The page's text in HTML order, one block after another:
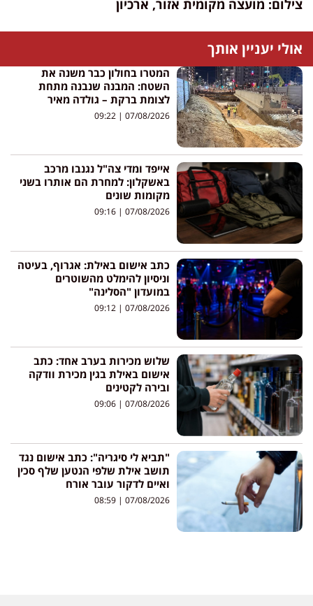
צילום: מועצה מקומית אזור, ארכיון
אולי יעניין אותך
המטרו בחולון כבר משנה את
השטח: המבנה שנבנה מתחת
לצומת ברקת – גולדה מאיר
07/08/2026
אייפד ומדי צה"ל נגנבו מרכב
באשקלון: למחרת הם אותרו בשני
מקומות שונים
07/08/2026
כתב אישום באילת: אגרוף, בעיטה
וניסיון להימלט מהשוטרים
במועדון "הסלינה"
07/08/2026
שלוש מכירות בערב אחד: כתב
אישום באילת בגין מכירת וודקה
ובירה לקטינים
07/08/2026
"תביא לי סיגריה": כתב אישום נגד
תושב אילת שלפי הנטען שלף סכין
ואיים לדקור עובר אורח
07/08/2026